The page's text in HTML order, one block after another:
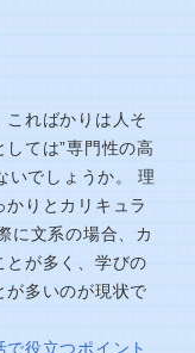
こればかりは人そ
ては”専門性の高
いでしょうか。 理
りとカリキュラ
に文系の場合、カ
とが多く、学びの
が多いのが現状で
役立つポイント